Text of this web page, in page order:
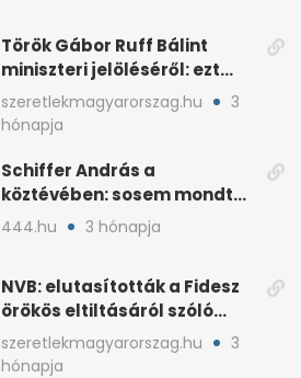
Török Gábor Ruff Bálint
miniszteri jelöléséről: ezt
írta a posztjában
szeretlekmagyarorszag.hu
3
hónapja
Schiffer András a
köztévében: sosem mondta,
ki fog nyerni
444.hu 3 hónapja
NVB: elutasították a Fidesz
örökös eltiltásáról szóló
népszavazást
szeretlekmagyarorszag.hu
3
hónapja